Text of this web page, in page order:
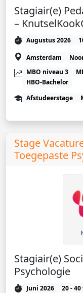
Stagiair(e)
–
Augustus 2026
Amsterdam
MBO niveau 3
HBO-Bachelor
Afstudeerstage
Stage
Toegepaste
Stagiair(e)
Psychologie
Juni 2026 20 -